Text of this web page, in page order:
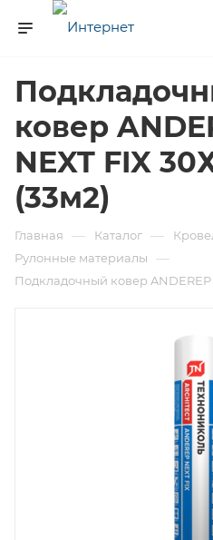
ковер
NEXT FIX
(33м2)
Главная — Каталог —
Рулонные материалы —
Подкладочный ковер ANDEREP